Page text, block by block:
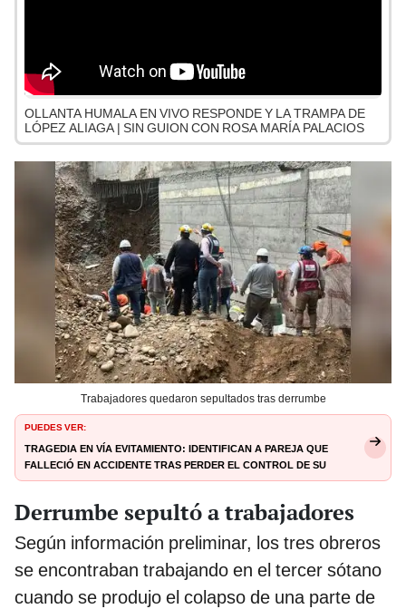
OLLANTA HUMALA EN VIVO RESPONDE Y LA TRAMPA DE
LÓPEZ ALIAGA | SIN GUION CON ROSA MARÍA PALACIOS
Trabajadores quedaron sepultados tras derrumbe
PUEDES VER:
Tragedia en Vía Evitamiento: identifican a pareja que
falleció en accidente tras perder el control de su
motocicleta
Derrumbe sepultó a trabajadores
Según información preliminar, los tres obreros
se encontraban trabajando en el tercer sótano
cuando se produjo el colapso de una parte de